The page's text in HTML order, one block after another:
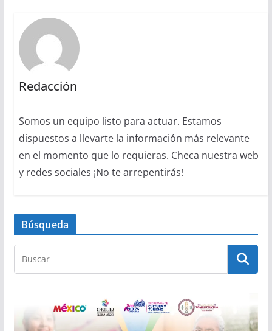
Redacción
Somos un equipo listo para actuar. Estamos
dispuestos a llevarte la información más relevante
en el momento que lo requieras. Checa nuestra web
y redes sociales ¡No te arrepentirás!
Búsqueda